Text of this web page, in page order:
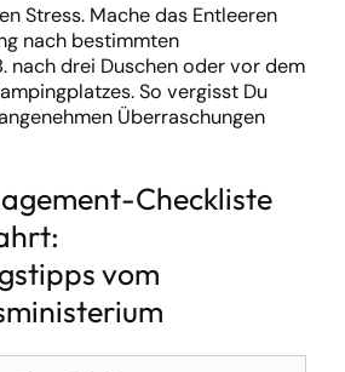
Stress. Mache das Entleeren
nach bestimmten
nach drei Duschen oder vor dem
So vergisst Du
Überraschungen
Checkliste
vom